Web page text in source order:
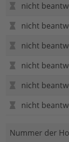
nicht
nicht
nicht
nicht
nicht
nicht
Nummer der